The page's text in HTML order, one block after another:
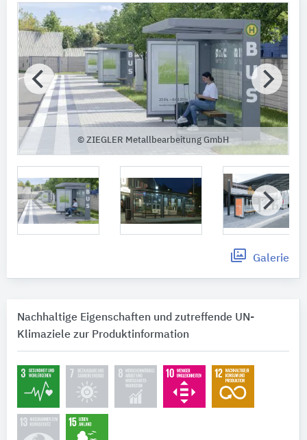
© ZIEGLER Metallbearbeitung GmbH
Galerie
Nachhaltige Eigenschaften und zutreffende UN-
Klimaziele zur Produktinformation